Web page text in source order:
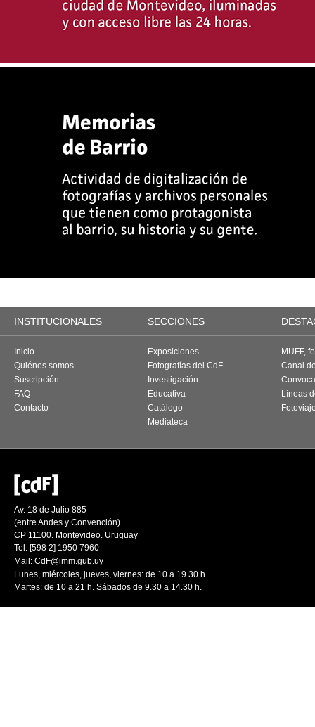
INSTITUCIONALES SECCIONES
Inicio
Quiénes somos
Suscripción
FAQ
Contacto
Exposiciones
Fotografías del CdF
Investigación
Educativa
Catálogo
Mediateca
MUFF,
Canal
Líneas
Av. 18 de Julio 885
(entre Andes y Convención)
CP 11100. Montevideo. Uruguay
Tel: [598 2] 1950 7960
Mail: CdF@imm.gub.uy
Lunes, miércoles, jueves, viernes: de 10 a 19.30 h.
Martes: de 10 a 21 h. Sábados de 9.30 a 14.30 h.